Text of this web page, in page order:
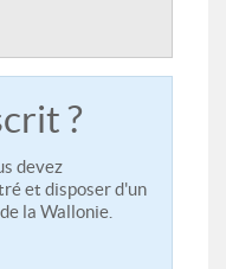
?
devez
et disposer d'un
la Wallonie.